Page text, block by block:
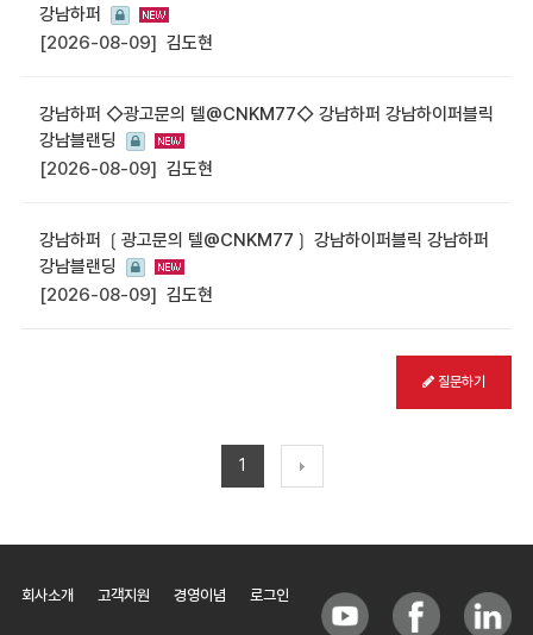
강남하퍼
[2026-08-09] 김도현
강남하퍼 ◇광고문의 텔@CNKM77◇ 강남하퍼 강남하이퍼블릭
강남블랜딩
[2026-08-09] 김도현
강남하퍼 ❲광고문의 텔@CNKM77❳ 강남하이퍼블릭 강남하퍼
강남블랜딩
[2026-08-09] 김도현
질문하기
1
회사소개 고객지원 경영이념 로그인